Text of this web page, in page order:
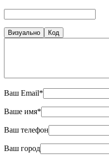
Визуально Код
Ваш Email*
Ваше имя*
Ваш телефон
Ваш город